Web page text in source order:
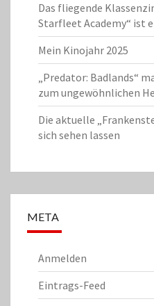
Das fliegende
Starfleet Academy“ ist
Mein Kinojahr 2025
„Predator: Badlands“
zum ungewöhnlichen
Die aktuelle
sich sehen lassen
META
Anmelden
Eintrags-Feed